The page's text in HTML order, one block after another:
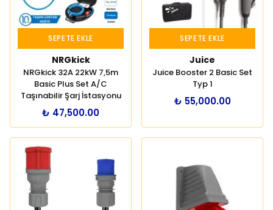
SEPETE EKLE
NRGkick
NRGkick 32A 22kW 7,5m
Basic Plus Set A/C
Taşınabilir Şarj İstasyonu
₺ 47,500.00
SEPETE EKLE
Juice
Juice Booster 2 Basic Set
Typ 1
₺ 55,000.00